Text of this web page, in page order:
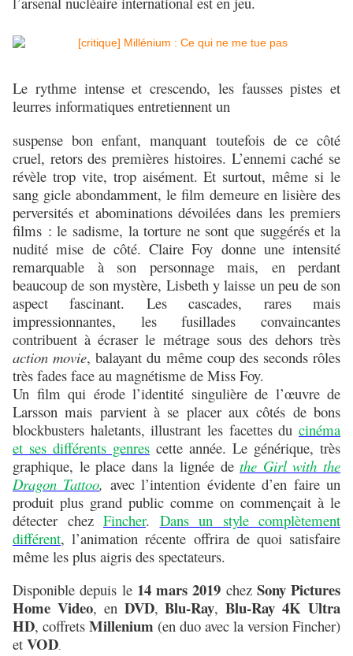
Le rythme intense et crescendo, les fausses pistes et
leurres informatiques entretiennent un
suspense bon enfant, manquant toutefois de ce côté
cruel, retors des premières histoires. L’ennemi caché se
révèle trop vite, trop aisément. Et surtout, même si le
sang gicle abondamment, le film demeure en lisière des
perversités et abominations dévoilées dans les premiers
films : le sadisme, la torture ne sont que suggérés et la
nudité mise de côté. Claire Foy donne une intensité
remarquable à son personnage mais, en perdant
beaucoup de son mystère, Lisbeth y laisse un peu de son
aspect fascinant. Les cascades, rares mais
impressionnantes, les fusillades convaincantes
contribuent à écraser le métrage sous des dehors très
action movie, balayant du même coup des seconds rôles
très fades face au magnétisme de Miss Foy.
Un film qui érode l’identité singulière de l’œuvre de
Larsson mais parvient à se placer aux côtés de bons
blockbusters haletants, illustrant les facettes du cinéma
et ses différents genres cette année. Le générique, très
graphique, le place dans la lignée dethe Girl with the
Dragon Tattoo, avec l’intention évidente d’en faire un
produit plus grand public comme on commençait à le
détecter chez Fincher. Dans un style complètement
différent, l’animation récente offrira de quoi satisfaire
même les plus aigris des spectateurs.
Disponible depuis le 14 mars 2019 chez Sony Pictures
Home Video, en DVD,Blu-Ray,Blu-Ray 4K Ultra
HD, coffrets Millenium (en duo avec la version Fincher)
et VOD.